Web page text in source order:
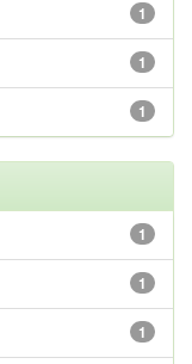
1
1
1
1
1
1